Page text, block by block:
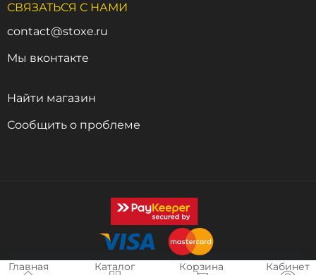
СВЯЗАТЬСЯ С НАМИ
contact@stoxe.ru
Мы вконтакте
Найти магазин
Сообщить о проблеме
Главная Каталог Корзина Кабинет